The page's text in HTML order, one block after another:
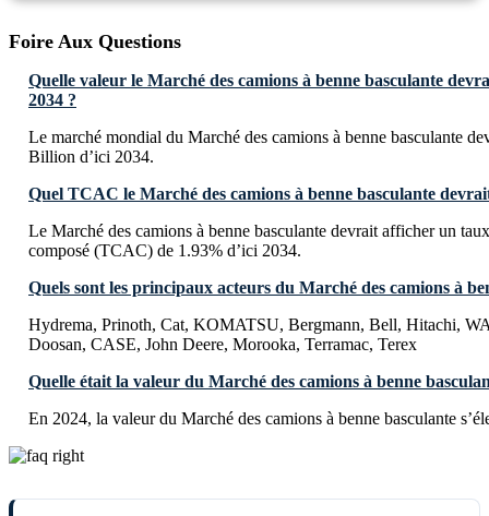
Foire Aux Questions
Quelle valeur le Marché des camions à benne basculante
2034 ?
Le marché mondial du Marché des camions à benne basculante
Billion d’ici 2034.
Quel TCAC le Marché des camions à benne basculante
Le Marché des camions à benne basculante devrait afficher un
composé (TCAC) de 1.93% d’ici 2034.
Quels sont les principaux acteurs du Marché des camions à
Hydrema, Prinoth, Cat, KOMATSU, Bergmann, Bell, Hitachi,
Doosan, CASE, John Deere, Morooka, Terramac, Terex
Quelle était la valeur du Marché des camions à benne
En 2024, la valeur du Marché des camions à benne basculante